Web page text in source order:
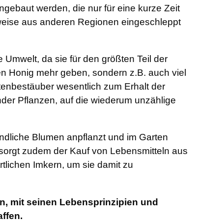
werden, die nur für eine kurze Zeit
aus anderen Regionen eingeschleppt
da sie für den größten Teil der
Honig mehr geben, sondern z.B. auch viel
wesentlich zum Erhalt der
Pflanzen, auf die wiederum unzählige
Blumen anpflanzt und im Garten
zudem der Kauf von Lebensmitteln aus
Imkern, um sie damit zu
mit seinen Lebensprinzipien und